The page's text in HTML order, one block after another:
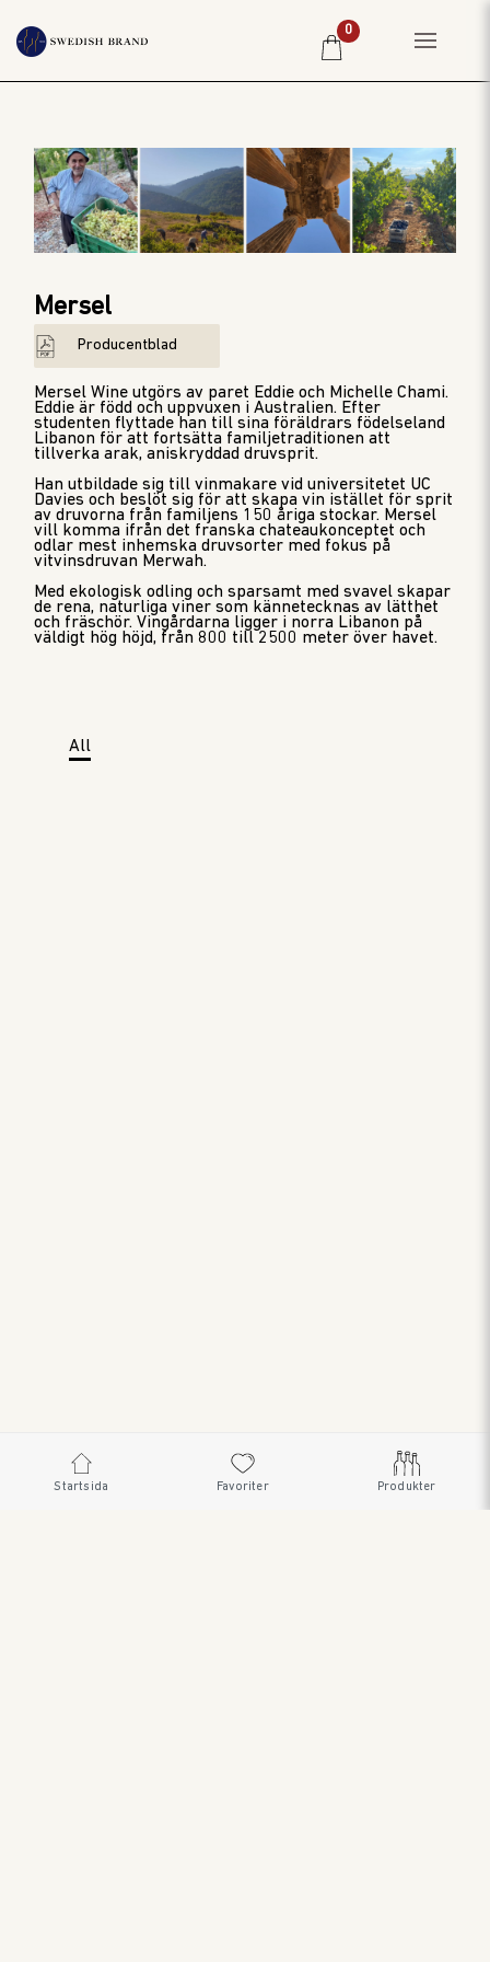
PRIVATKUND
RESTAURANG
PRODUCENTER
OM OSS
WEBBSHOP
0
Mersel
Producentblad
Mersel Wine utgörs av paret Eddie och Michelle Chami.
Eddie är född och uppvuxen i Australien. Efter
studenten flyttade han till sina föräldrars födelseland
Libanon för att fortsätta familjetraditionen att
tillverka arak, aniskryddad druvsprit.
Han utbildade sig till vinmakare vid universitetet UC
Davies och beslöt sig för att skapa vin istället för sprit
av druvorna från familjens 150 åriga stockar. Mersel
vill komma ifrån det franska chateaukonceptet och
odlar mest inhemska druvsorter med fokus på
vitvinsdruvan Merwah.
Med ekologisk odling och sparsamt med svavel skapar
de rena, naturliga viner som kännetecknas av lätthet
och fräschör. Vingårdarna ligger i norra Libanon på
väldigt hög höjd, från 800 till 2500 meter över havet.
All
Startsida Favoriter Produkter